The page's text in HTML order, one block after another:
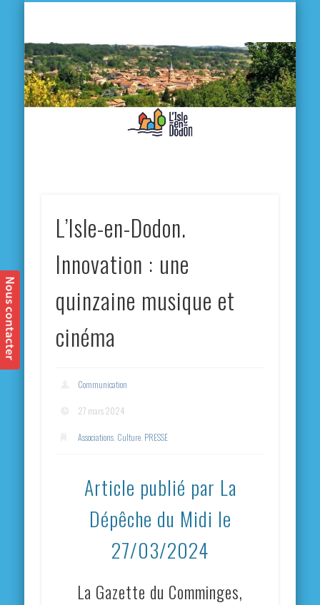
L’Isle-en-Dodon.
Innovation : une
quinzaine musique et
cinéma
Communication
27 mars 2024
Associations Culture PRESSE
Article publié par La
Dépêche du Midi le
27/03/2024
La Gazette du Comminges,